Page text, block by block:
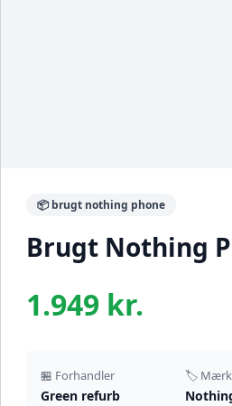
📦 brugt nothing phone
Brugt Nothing
1.949 kr.
🏪 Forhandler
Green refurb
🏷️